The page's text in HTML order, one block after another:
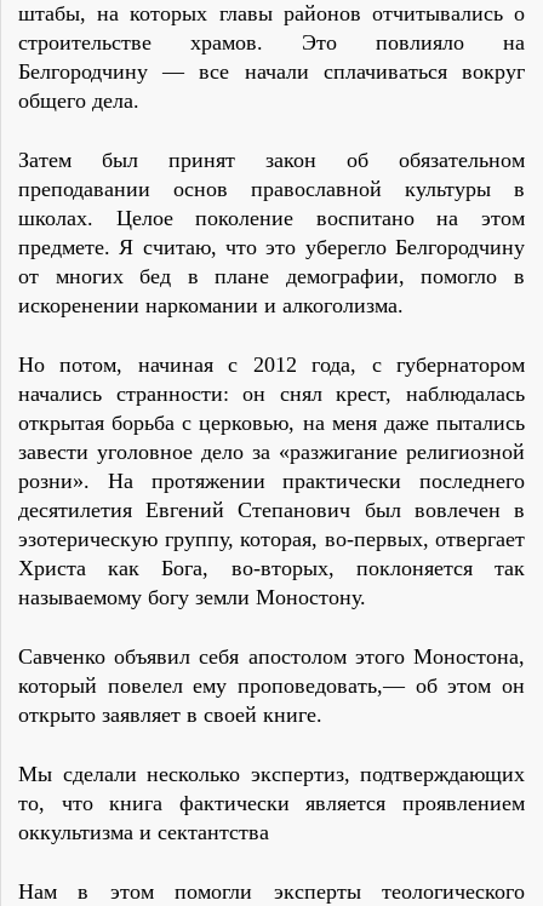
штабы, на которых главы районов отчитывались о
строительстве храмов. Это повлияло на
Белгородчину — все начали сплачиваться вокруг
общего дела.
Затем был принят закон об обязательном
преподавании основ православной культуры в
школах. Целое поколение воспитано на этом
предмете. Я считаю, что это уберегло Белгородчину
от многих бед в плане демографии, помогло в
искоренении наркомании и алкоголизма.
Но потом, начиная с 2012 года, с губернатором
начались странности: он снял крест, наблюдалась
открытая борьба с церковью, на меня даже пытались
завести уголовное дело за «разжигание религиозной
розни». На протяжении практически последнего
десятилетия Евгений Степанович был вовлечен в
эзотерическую группу, которая, во-первых, отвергает
Христа как Бога, во-вторых, поклоняется так
называемому богу земли Моностону.
Савченко объявил себя апостолом этого Моностона,
который повелел ему проповедовать,— об этом он
открыто заявляет в своей книге.
Мы сделали несколько экспертиз, подтверждающих
то, что книга фактически является проявлением
оккультизма и сектантства
Нам в этом помогли эксперты теологического